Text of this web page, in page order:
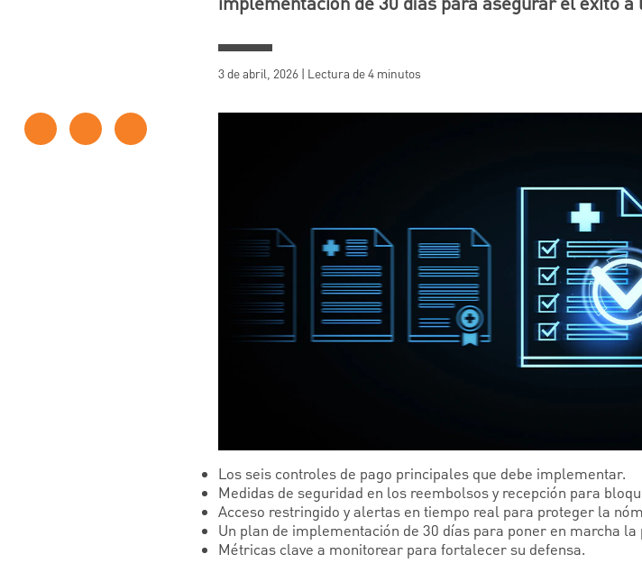
3 de abril, 2026 | Lectura de 4 minutos
Los seis controles de pago principales que debe implementar.
Medidas de seguridad en los reembolsos y recepción para
Acceso restringido y alertas en tiempo real para proteger la
Un plan de implementación de 30 días para poner en marcha la
Métricas clave a monitorear para fortalecer su defensa.